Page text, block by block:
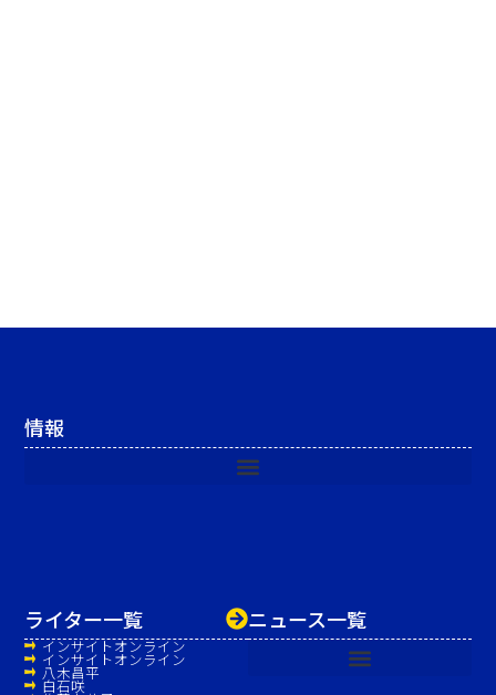
ニュース一覧
ライター一覧
インサイトオンライン
インサイトオンライン
八木昌平
白石咲
情報